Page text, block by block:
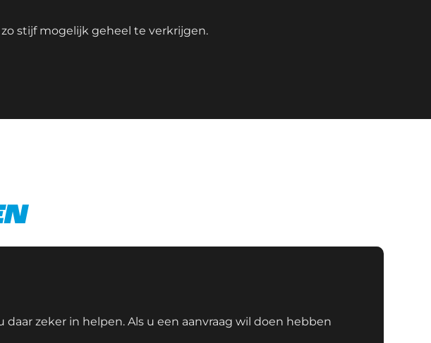
stijf mogelijk geheel te verkrijgen.
zeker in helpen. Als u een aanvraag wil doen hebben